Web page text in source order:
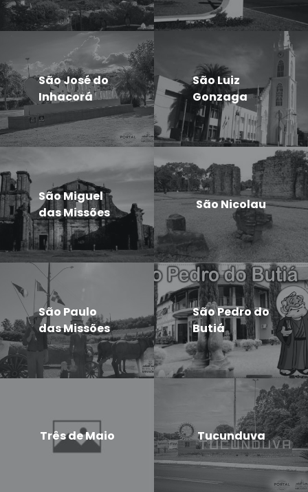
São José do
Inhacorá
São Luiz
Gonzaga
São Miguel
das Missões
São Nicolau
São Paulo
das Missões
São Pedro do
Butiá
Três de Maio Tucunduva